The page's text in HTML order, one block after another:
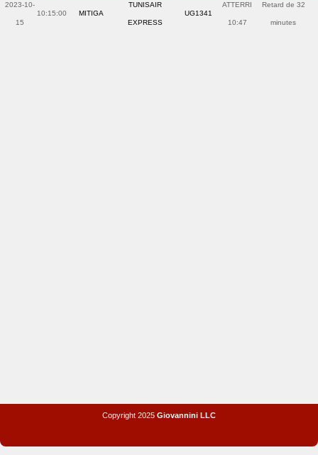
2023-10-
15
10:15:00 MITIGA
TUNISAIR
EXPRESS
UG1341
ATTERRI
10:47
Retard de 32
minutes
Copyright 2025 Giovannini LLC